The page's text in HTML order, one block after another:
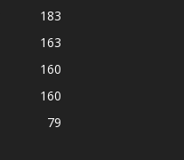
183
163
160
160
79